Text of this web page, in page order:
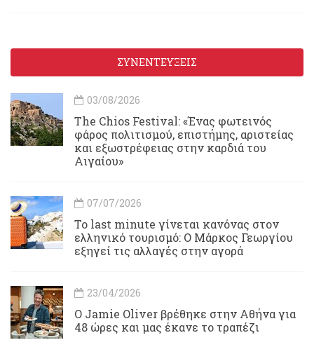
ΣΥΝΕΝΤΕΥΞΕΙΣ
03/08/2026
Τhe Chios Festival: «Ένας φωτεινός
φάρος πολιτισμού, επιστήμης, αριστείας
και εξωστρέφειας στην καρδιά του
Αιγαίου»
07/07/2026
Το last minute γίνεται κανόνας στον
ελληνικό τουρισμό: Ο Μάρκος Γεωργίου
εξηγεί τις αλλαγές στην αγορά
23/04/2026
Ο Jamie Oliver βρέθηκε στην Αθήνα για
48 ώρες και μας έκανε το τραπέζι